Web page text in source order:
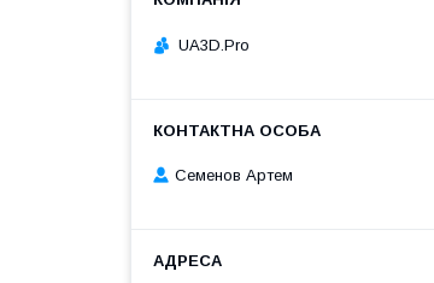
UA3D.Pro
Семенов Артем